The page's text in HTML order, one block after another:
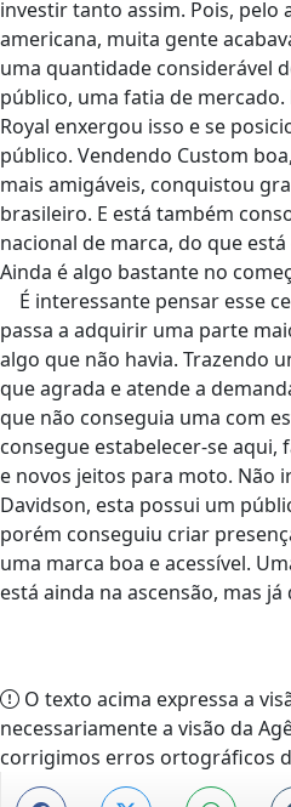
investir tanto assim. Pois, pelo
americana, muita gente
uma quantidade considerável
público, uma fatia de
Royal enxergou isso e se
público. Vendendo Custom
mais amigáveis, conquistou
brasileiro. E está também
nacional de marca, do que
Ainda é algo bastante no
É interessante pensar esse
passa a adquirir uma parte
algo que não havia. Trazendo
que agrada e atende a
que não conseguia uma com
consegue estabelecer-se
e novos jeitos para moto. Não
Davidson, esta possui um
porém conseguiu criar
uma marca boa e acessível.
está ainda na ascensão, mas
O texto acima expressa a
necessariamente a visão da
corrigimos erros ortográficos